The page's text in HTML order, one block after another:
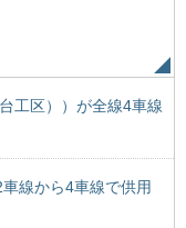
工区））が全線4車線
線から4車線で供用